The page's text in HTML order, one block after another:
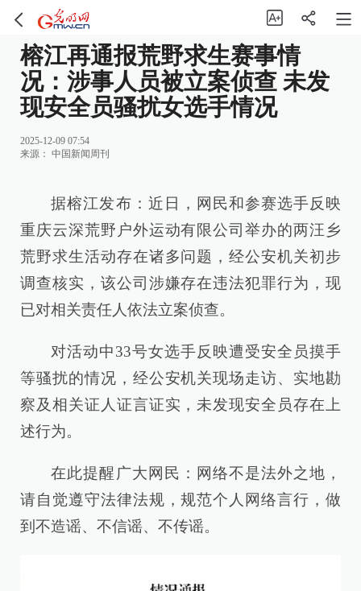
榕江再通报荒野求生赛事情
况：涉事人员被立案侦查 未发
现安全员骚扰女选手情况
2025-12-09 07:54
来源： 中国新闻周刊
据榕江发布：近日，网民和参赛选手反映
重庆云深荒野户外运动有限公司举办的两汪乡
荒野求生活动存在诸多问题，经公安机关初步
调查核实，该公司涉嫌存在违法犯罪行为，现
已对相关责任人依法立案侦查。
对活动中33号女选手反映遭受安全员摸手
等骚扰的情况，经公安机关现场走访、实地勘
察及相关证人证言证实，未发现安全员存在上
述行为。
在此提醒广大网民：网络不是法外之地，
请自觉遵守法律法规，规范个人网络言行，做
到不造谣、不信谣、不传谣。